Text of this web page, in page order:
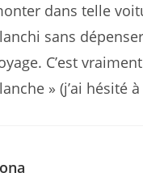
dans telle
sans
C’est
» (j’ai hésité